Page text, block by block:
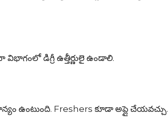
విభాగంలో డిగ్రీ ఉత్తీర్ణులై ఉండాలి.
ఉంటుంది. Freshers కూడా అప్లై చేయవచ్చు.